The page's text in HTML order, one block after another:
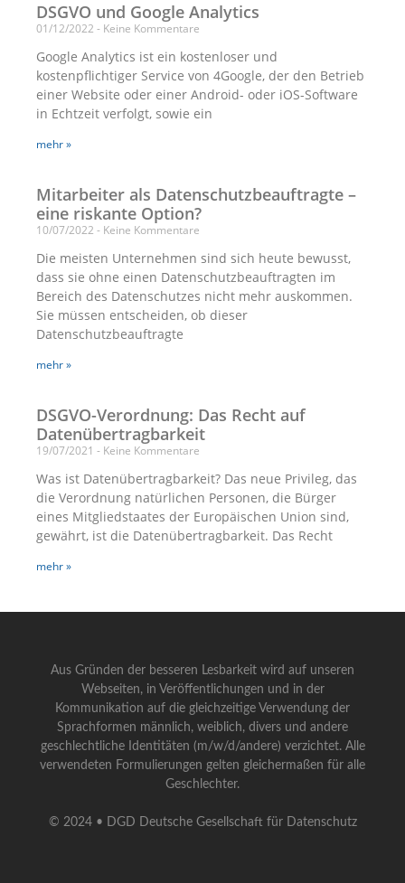
DSGVO und Google Analytics
01/12/2022 Keine Kommentare
Google Analytics ist ein kostenloser und
kostenpflichtiger Service von 4Google, der den Betrieb
einer Website oder einer Android- oder iOS-Software
in Echtzeit verfolgt, sowie ein
mehr »
Mitarbeiter als Datenschutzbeauftragte –
eine riskante Option?
10/07/2022 Keine Kommentare
Die meisten Unternehmen sind sich heute bewusst,
dass sie ohne einen Datenschutzbeauftragten im
Bereich des Datenschutzes nicht mehr auskommen.
Sie müssen entscheiden, ob dieser
Datenschutzbeauftragte
mehr »
DSGVO-Verordnung: Das Recht auf
Datenübertragbarkeit
19/07/2021 Keine Kommentare
Was ist Datenübertragbarkeit? Das neue Privileg, das
die Verordnung natürlichen Personen, die Bürger
eines Mitgliedstaates der Europäischen Union sind,
gewährt, ist die Datenübertragbarkeit. Das Recht
mehr »
Aus Gründen der besseren Lesbarkeit wird auf unseren
Webseiten, in Veröffentlichungen und in der
Kommunikation auf die gleichzeitige Verwendung der
Sprachformen männlich, weiblich, divers und andere
geschlechtliche Identitäten (m/w/d/andere) verzichtet. Alle
verwendeten Formulierungen gelten gleichermaßen für alle
Geschlechter.
© 2024 • DGD Deutsche Gesellschaft für Datenschutz